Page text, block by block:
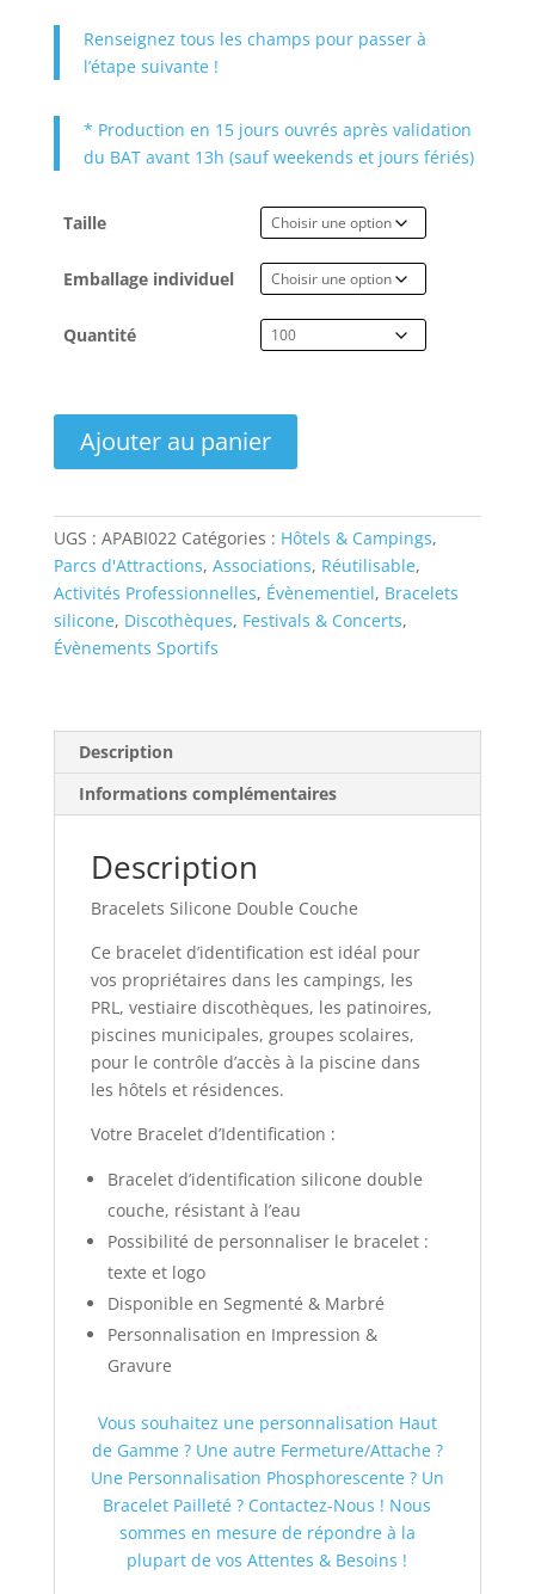
Renseignez tous les champs pour passer à
l’étape suivante !
* Production en 15 jours ouvrés après validation
du BAT avant 13h (sauf weekends et jours fériés)
Taille
Emballage individuel
Quantité
quantité
Double
Couche
Ajouter au panier
UGS : APABI022 Catégories : Hôtels & Campings,
Parcs d'Attractions, Associations, Réutilisable,
Activités Professionnelles, Évènementiel, Bracelets
silicone, Discothèques, Festivals & Concerts,
Évènements Sportifs
Description
Informations complémentaires
Description
Bracelets Silicone Double Couche
Ce bracelet d’identification est idéal pour
vos propriétaires dans les campings, les
PRL, vestiaire discothèques, les patinoires,
piscines municipales, groupes scolaires,
pour le contrôle d’accès à la piscine dans
les hôtels et résidences.
Votre Bracelet d’Identification :
Bracelet d’identification silicone double
couche, résistant à l’eau
Possibilité de personnaliser le bracelet :
texte et logo
Disponible en Segmenté & Marbré
Personnalisation en Impression &
Gravure
Vous souhaitez une personnalisation Haut
de Gamme ? Une autre Fermeture/Attache ?
Une Personnalisation Phosphorescente ? Un
Bracelet Pailleté ? Contactez-Nous ! Nous
sommes en mesure de répondre à la
plupart de vos Attentes & Besoins !